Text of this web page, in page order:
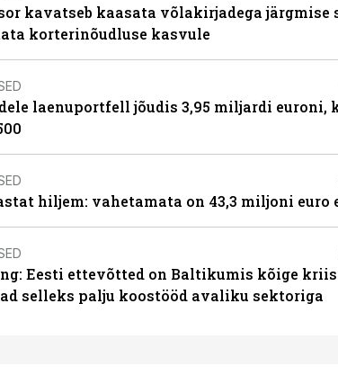
kavatseb kaasata võlakirjadega järgmise
korterinõudluse kasvule
laenuportfell jõudis 3,95 miljardi euroni,
hiljem: vahetamata on 43,3 miljoni euro
Eesti ettevõtted on Baltikumis kõige
selleks palju koostööd avaliku sektoriga